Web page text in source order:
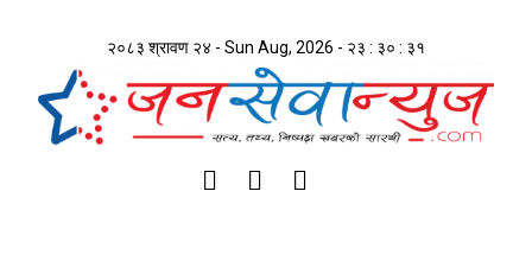
२०८३ श्रावण २४ - Sun Aug, 2026 - २३ : ३० : ३१